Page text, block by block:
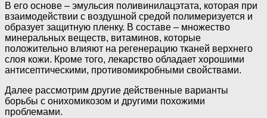
В его основе – эмульсия поливинилацэтата, которая при
взаимодействии с воздушной средой полимеризуется и
образует защитную пленку. В составе – множество
минеральных веществ, витаминов, которые
положительно влияют на регенерацию тканей верхнего
слоя кожи. Кроме того, лекарство обладает хорошими
антисептическими, противомикробными свойствами.
Далее рассмотрим другие действенные варианты
борьбы с онихомикозом и другими похожими
проблемами.